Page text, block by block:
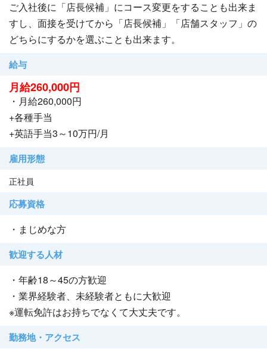
ご入社後に「店長候補」にコース変更をすることも出来ま
すし、面接を受けてから「店長候補」「店舗スタッフ」の
どちらにするかを選ぶことも出来ます。
給与
月給260,000円
・月給260,000円
+各種手当
+英語手当3～10万円/月
雇用形態
正社員
応募資格
・まじめな方
歓迎する人材
・年齢18～45の方歓迎
・業界経験者、未経験者ともに大歓迎
※運転免許はお持ちでなくて大丈夫です。
勤務地・アクセス